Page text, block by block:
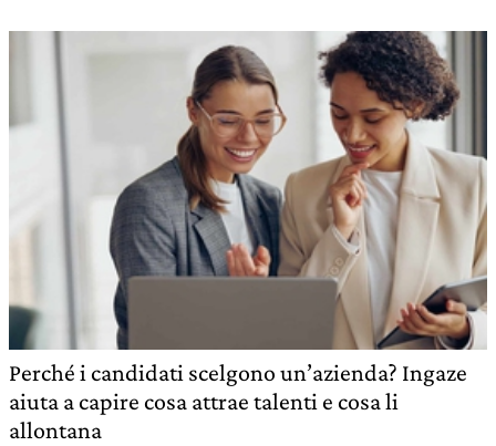
Perché i candidati scelgono un’azienda? Ingaze
aiuta a capire cosa attrae talenti e cosa li
allontana